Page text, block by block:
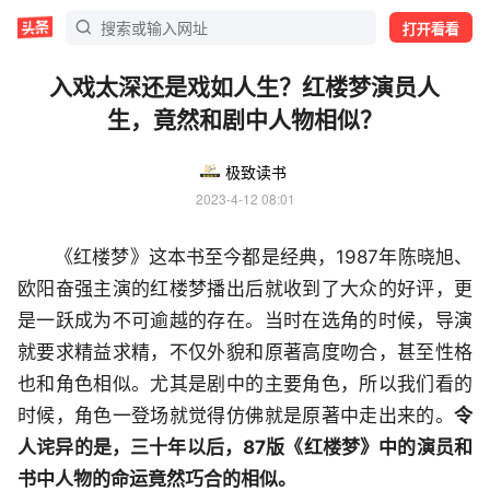
打开看看
入戏太深还是戏如人生？红楼梦演员人
生，竟然和剧中人物相似？
极致读书
2023-4-12 08:01
《红楼梦》这本书至今都是经典，1987年陈晓旭、
欧阳奋强主演的红楼梦播出后就收到了大众的好评，更
是一跃成为不可逾越的存在。当时在选角的时候，导演
就要求精益求精，不仅外貌和原著高度吻合，甚至性格
也和角色相似。尤其是剧中的主要角色，所以我们看的
时候，角色一登场就觉得仿佛就是原著中走出来的。 令
人诧异的是，三十年以后，87版《红楼梦》中的演员和
书中人物的命运竟然巧合的相似。